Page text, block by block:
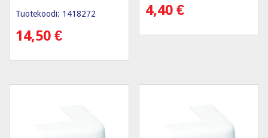
Tuotekoodi: 1418272
14,50 €
4,40€